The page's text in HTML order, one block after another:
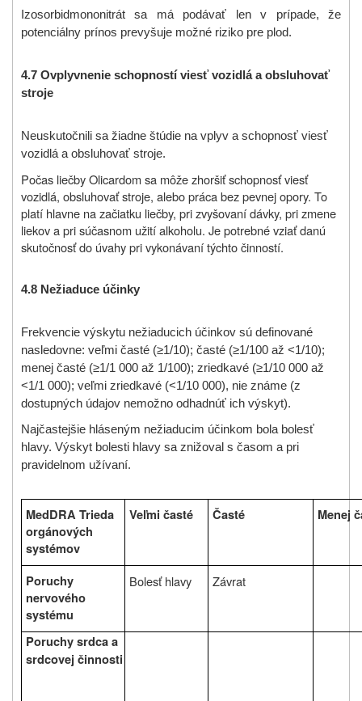
Izosorbidmononitrát sa má podávať len v prípade, že
potenciálny prínos prevyšuje možné riziko pre plod.
4.7 Ovplyvnenie schopností viesť vozidlá a obsluhovať
stroje
Neuskutočnili sa žiadne štúdie na vplyv a schopnosť viesť
vozidlá a obsluhovať stroje.
Počas liečby Olicardom sa môže zhoršiť schopnosť viesť
vozidlá, obsluhovať stroje, alebo práca bez pevnej opory. To
platí hlavne na začiatku liečby, pri zvyšovaní dávky, pri zmene
liekov a pri súčasnom užití alkoholu. Je potrebné vziať danú
skutočnosť do úvahy pri vykonávaní týchto činností.
4.8 Nežiaduce účinky
Frekvencie výskytu nežiaducich účinkov sú definované
nasledovne: veľmi časté (≥1/10); časté (≥1/100 až <1/10);
menej časté (≥1/1 000 až 1/100); zriedkavé (≥1/10 000 až
<1/1 000); veľmi zriedkavé (<1/10 000), nie známe (z
dostupných údajov nemožno odhadnúť ich výskyt).
Najčastejšie hláseným nežiaducim účinkom bola bolesť
hlavy. Výskyt bolesti hlavy sa znižoval s časom a pri
pravidelnom užívaní.
MedDRA Trieda
orgánových
systémov
Veľmi časté Časté Menej
Poruchy
nervového
systému
Bolesť hlavy Závrat
Poruchy srdca a
srdcovej činnosti